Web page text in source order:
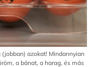
azokat! Mindannyian
a bánat, a harag, és más